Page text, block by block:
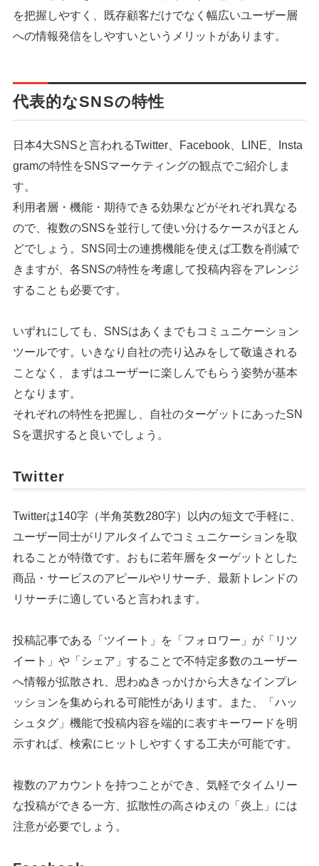
を把握しやすく、既存顧客だけでなく幅広いユーザー層
への情報発信をしやすいというメリットがあります。
代表的なSNSの特性
日本4大SNSと言われるTwitter、Facebook、LINE、Insta
gramの特性をSNSマーケティングの観点でご紹介しま
す。
利用者層・機能・期待できる効果などがそれぞれ異なる
ので、複数のSNSを並行して使い分けるケースがほとん
どでしょう。SNS同士の連携機能を使えば工数を削減で
きますが、各SNSの特性を考慮して投稿内容をアレンジ
することも必要です。
いずれにしても、SNSはあくまでもコミュニケーション
ツールです。いきなり自社の売り込みをして敬遠される
ことなく、まずはユーザーに楽しんでもらう姿勢が基本
となります。
それぞれの特性を把握し、自社のターゲットにあったSN
Sを選択すると良いでしょう。
Twitter
Twitterは140字（半角英数280字）以内の短文で手軽に、
ユーザー同士がリアルタイムでコミュニケーションを取
れることが特徴です。おもに若年層をターゲットとした
商品・サービスのアピールやリサーチ、最新トレンドの
リサーチに適していると言われます。
投稿記事である「ツイート」を「フォロワー」が「リツ
イート」や「シェア」することで不特定多数のユーザー
へ情報が拡散され、思わぬきっかけから大きなインプレ
ッションを集められる可能性があります。また、「ハッ
シュタグ」機能で投稿内容を端的に表すキーワードを明
示すれば、検索にヒットしやすくする工夫が可能です。
複数のアカウントを持つことができ、気軽でタイムリー
な投稿ができる一方、拡散性の高さゆえの「炎上」には
注意が必要でしょう。